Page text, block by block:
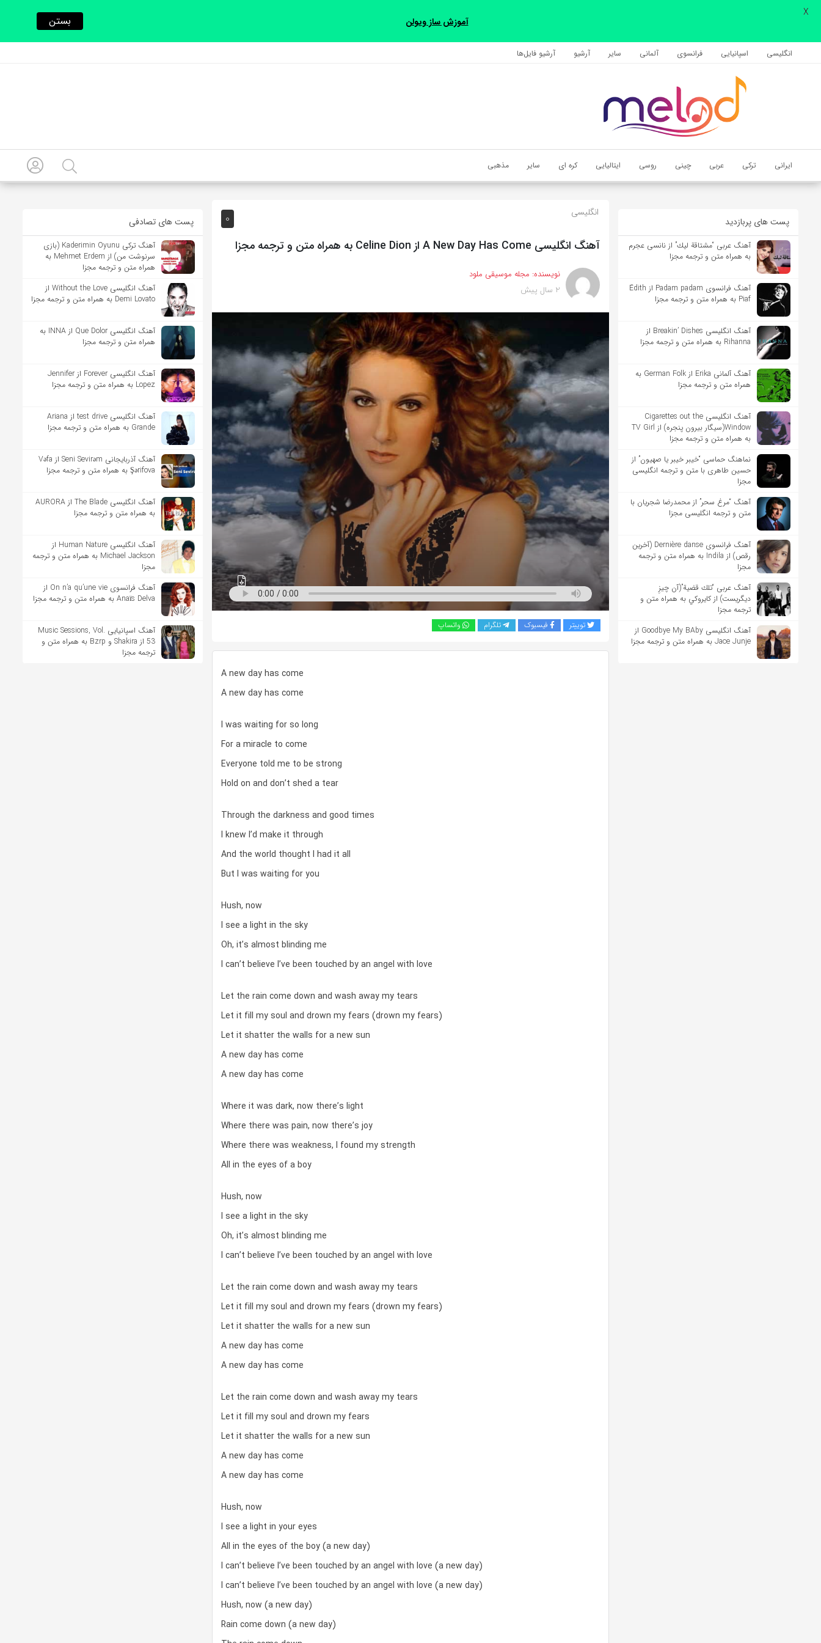
انگلیسی اسپانیایی فرانسوی آلمانی سایر آرشیو آرشیو فایل‌‎ها
ایرانی ترکی عربی چینی روسی ایتالیایی کره ای سایر مذهبی
اشتراک گذاری
با استفاده از روش‌های زیر می‌توانید این صفحه را با دوستان خود به
کپی لینک
پست های پربازدید
آهنگ عربی “مشتاقة لیك” از نانسی عجرم
به همراه متن و ترجمه مجزا
آهنگ فرانسوی Padam padam از Édith
Piaf به همراه متن و ترجمه مجزا
آهنگ انگلیسی Breakin’ Dishes از
Rihanna به همراه متن و ترجمه مجزا
آهنگ آلمانی Erika از German Folk به
همراه متن و ترجمه مجزا
آهنگ انگلیسی Cigarettes out the
Window(سیگار بیرون پنجره) از TV Girl
به همراه متن و ترجمه مجزا
نماهنگ حماسی “خیبر خیبر یا صهیون” از
حسین طاهری با متن و ترجمه انگلیسی
مجزا
آهنگ “مرغ سحر” از محمدرضا شجریان با
متن و ترجمه انگلیسی مجزا
آهنگ فرانسوی Dernière danse (آخرین
رقص) از Indila به همراه متن و ترجمه
مجزا
آهنگ عربی “تلك قضية”(آن چیزِ
دیگریست) از كايروكي به همراه متن و
ترجمه مجزا
آهنگ انگلیسی Goodbye My BAby از
Jace Junje به همراه متن و ترجمه مجزا
0 انگلیسی
آهنگ انگلیسی A New Day Has Come از Celine Dion به همراه متن و ترجمه مجزا
نویسنده: مجله موسیقی ملود
2 سال پیش
توییتر فیسبوک تلگرام واتساپ
A new day has come
A new day has come
I was waiting for so long
For a miracle to come
Everyone told me to be strong
Hold on and don’t shed a tear
Through the darkness and good times
I knew I’d make it through
And the world thought I had it all
But I was waiting for you
Hush, now
I see a light in the sky
Oh, it’s almost blinding me
I can’t believe I’ve been touched by an angel with love
Let the rain come down and wash away my tears
Let it fill my soul and drown my fears (drown my fears)
Let it shatter the walls for a new sun
A new day has come
A new day has come
Where it was dark, now there’s light
Where there was pain, now there’s joy
Where there was weakness, I found my strength
All in the eyes of a boy
Hush, now
I see a light in the sky
Oh, it’s almost blinding me
I can’t believe I’ve been touched by an angel with love
Let the rain come down and wash away my tears
Let it fill my soul and drown my fears (drown my fears)
Let it shatter the walls for a new sun
A new day has come
A new day has come
Let the rain come down and wash away my tears
Let it fill my soul and drown my fears
Let it shatter the walls for a new sun
A new day has come
A new day has come
Hush, now
I see a light in your eyes
All in the eyes of the boy (a new day)
I can’t believe I’ve been touched by an angel with love (a new day)
I can’t believe I’ve been touched by an angel with love (a new day)
Hush, now (a new day)
Rain come down (a new day)
پست های تصادفی
آهنگ ترکی Kaderimin Oyunu (بازی
سرنوشت من) از Mehmet Erdem به
همراه متن و ترجمه مجزا
آهنگ انگلیسی Without the Love از
Demi Lovato به همراه متن و ترجمه مجزا
آهنگ انگلیسی Que Dolor از INNA به
همراه متن و ترجمه مجزا
آهنگ انگلیسی Forever از Jennifer
Lopez به همراه متن و ترجمه مجزا
آهنگ انگلیسی test drive از Ariana
Grande به همراه متن و ترجمه مجزا
آهنگ آذربایجانی Seni Sevirəm از Vəfa
Şərifova به همراه متن و ترجمه مجزا
آهنگ انگلیسی The Blade از AURORA
به همراه متن و ترجمه مجزا
آهنگ انگلیسی Human Nature از
Michael Jackson به همراه متن و ترجمه
مجزا
آهنگ فرانسوی On n’a qu’une vie از
Anaïs Delva به همراه متن و ترجمه مجزا
آهنگ اسپانیایی Music Sessions, Vol.
53 از Shakira و Bzrp به همراه متن و
ترجمه مجزا
آموزش ساز ویولن بستن
X